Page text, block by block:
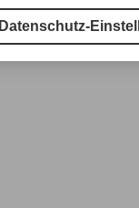
Datenschutz-